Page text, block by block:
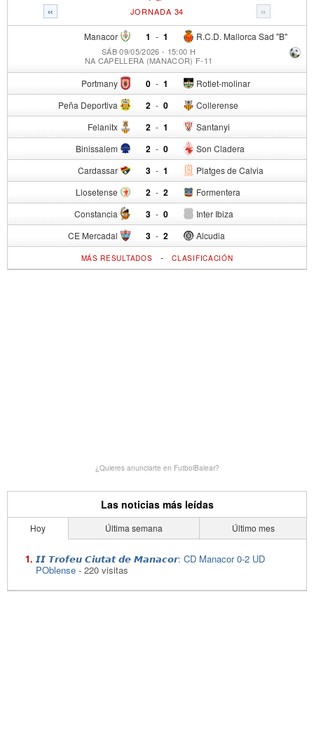
« »
JORNADA 34
Manacor 1 - R.C.D. Mallorca Sad "B"
1
SÁB 09/05/2026 - 15:00 H
NA CAPELLERA (MANACOR) F-11
Portmany 0 - Rotlet-molinar
1
Peña Deportiva 2 - Collerense
0
Felanitx 2 - Santanyi
1
Binissalem 2 - Son Cladera
0
Cardassar 3 - Platges de Calvia
1
Llosetense 2 - Formentera
2
Constancia 3 - Inter Ibiza
0
CE Mercadal 3 - Alcudia
2
MÁS RESULTADOS -CLASIFICACIÓN
¿Quieres anunciarte en FutbolBalear?
Las noticias más leídas
Hoy Última semana Último mes
𝙄𝙄 𝙏𝙧𝙤𝙛𝙚𝙪 𝘾𝙞𝙪𝙩𝙖𝙩 𝙙𝙚 𝙈𝙖𝙣𝙖𝙘𝙤𝙧: CD Manacor 0-2 UD
POblense - 220 visitas